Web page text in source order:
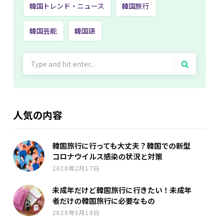
韓国トレンド・ニュース 韓国旅行
韓国芸能 韓国語
人気の内容
韓国旅行に行っても大丈夫？韓国での新型
コロナウイルス感染の状況と対策
2020年2月17日
未成年だけど韓国旅行に行きたい！未成年
者だけの韓国旅行に必要なもの
2020年5月18日